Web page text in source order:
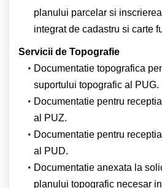
planului parcelar si
integrat de cadastru si carte
Servicii de Topografie
Documentatie topografica
suportului topografic al PUG.
Documentatie pentru
al PUZ.
Documentatie pentru
al PUD.
Documentatie anexata la
planului topografic necesar